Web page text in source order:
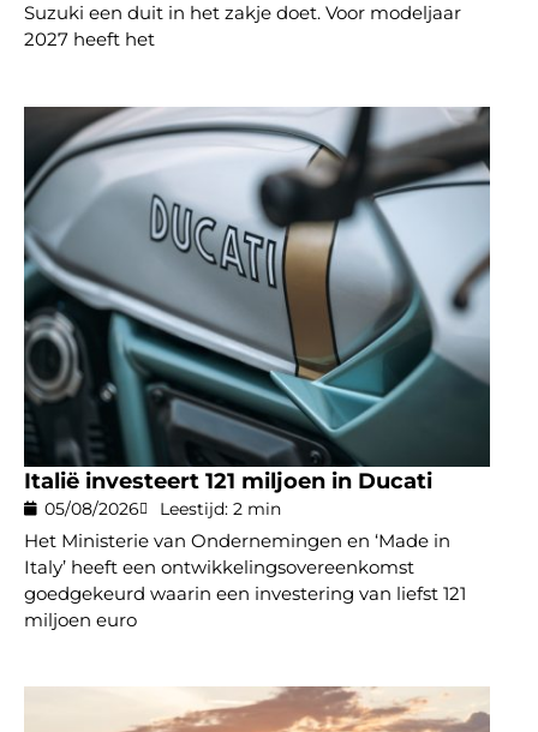
Suzuki een duit in het zakje doet. Voor modeljaar
2027 heeft het
Italië investeert 121 miljoen in Ducati
05/08/2026 Leestijd: 2 min
Het Ministerie van Ondernemingen en ‘Made in
Italy’ heeft een ontwikkelingsovereenkomst
goedgekeurd waarin een investering van liefst 121
miljoen euro